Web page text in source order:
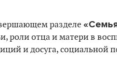
разделе
роли отца и матери в
и досуга, социальной